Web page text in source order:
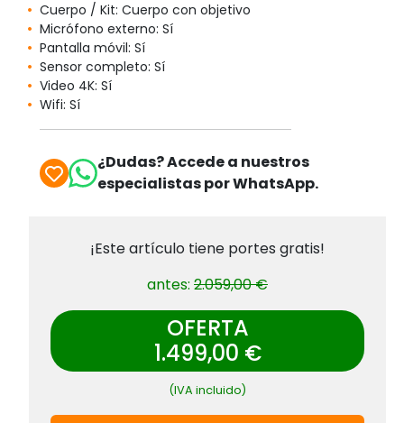
Cuerpo / Kit: Cuerpo con objetivo
Micrófono externo: Sí
Pantalla móvil: Sí
Sensor completo: Sí
Video 4K: Sí
Wifi: Sí
¿Dudas? Accede a nuestros
especialistas por WhatsApp.
¡Este artículo tiene portes gratis!
antes: 2.059,00 €
OFERTA
1.499,00 €
(IVA incluido)